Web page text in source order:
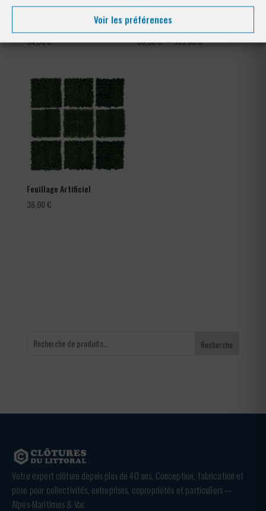
Voir les préférences
Ronce barbelé galvanisé
84,00€
Occultation à lattes en pvc
66,00€–105,60€Plage
Feuillage Artificiel
36,00€
Recherche
Votre expert clôture depuis plus de 40 ans. Conception, fabrication et
pose pour collectivités, entreprises, copropriétés et particuliers —
Alpes-Maritimes & Var.